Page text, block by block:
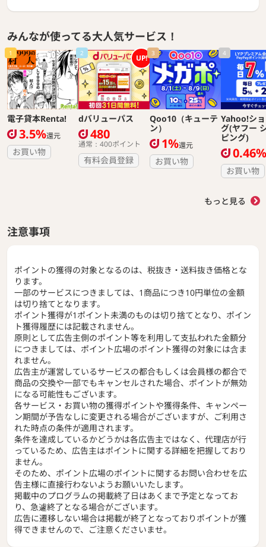
みんなが使ってる大人気サービス！
1
電子貸本Renta!
3.5%還元
お買い物
2 UP!
dバリューパス
480
通常：400ポイント
有料会員登録
3
Qoo10（キューテ
ン）
1%還元
お買い物
4
Yahoo!シ
グ(ヤフー
ピング)
0.46%
お買い物
もっと見る
注意事項
ポイントの獲得の対象となるのは、税抜き・送料抜き価格とな
ります。
一部のサービスにつきましては、1商品につき10円単位の金額
は切り捨てとなります。
ポイント獲得が1ポイント未満のものは切り捨てとなり、ポイン
ト獲得履歴には記載されません。
原則として広告主側のポイント等を利用して支払われた金額分
につきましては、ポイント広場のポイント獲得の対象には含ま
れません。
広告主が運営しているサービスの都合もしくは会員様の都合で
商品の交換や一部でもキャンセルされた場合、ポイントが無効
になる可能性もございます。
各サービス・お買い物の獲得ポイントや獲得条件、キャンペー
ン期間が予告なしに変更される場合がございますが、ご利用さ
れた時点の条件が適用されます。
条件を達成しているかどうかは各広告主ではなく、代理店が行
っているため、広告主はポイントに関する詳細を把握しており
ません。
そのため、ポイント広場のポイントに関するお問い合わせを広
告主様に直接行わないようお願いいたします。
掲載中のプログラムの掲載終了日はあくまで予定となってお
り、急遽終了となる場合がございます。
広告に遷移しない場合は掲載が終了となっておりポイントが獲
得できませんので、ご注意くださいませ。